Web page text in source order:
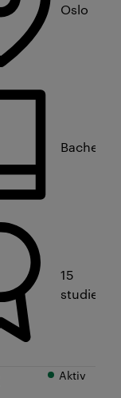
Oslo
15
Aktiv